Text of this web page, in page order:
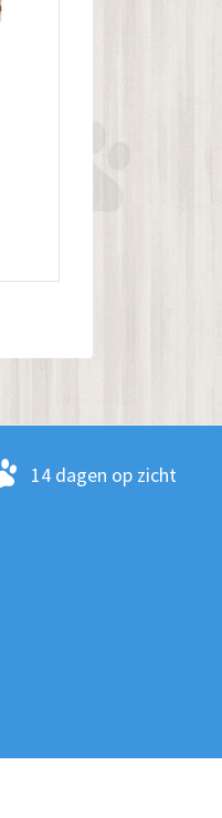
14 dagen op zicht